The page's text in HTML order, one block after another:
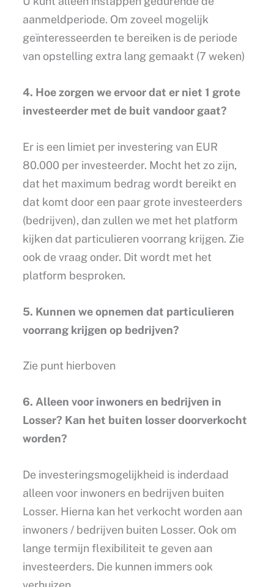
aanmeldperiode. Om zoveel mogelijk
geïnteresseerden te bereiken is de periode
van opstelling extra lang gemaakt (7 weken)
4. Hoe zorgen we ervoor dat er niet 1 grote
investeerder met de buit vandoor gaat?
Er is een limiet per investering van EUR
80.000 per investeerder. Mocht het zo zijn,
dat het maximum bedrag wordt bereikt en
dat komt door een paar grote investeerders
(bedrijven), dan zullen we met het platform
kijken dat particulieren voorrang krijgen. Zie
ook de vraag onder. Dit wordt met het
platform besproken.
5. Kunnen we opnemen dat particulieren
voorrang krijgen op bedrijven?
Zie punt hierboven
6. Alleen voor inwoners en bedrijven in
Losser? Kan het buiten losser doorverkocht
worden?
De investeringsmogelijkheid is inderdaad
alleen voor inwoners en bedrijven buiten
Losser. Hierna kan het verkocht worden aan
inwoners / bedrijven buiten Losser. Ook om
lange termijn flexibiliteit te geven aan
investeerders. Die kunnen immers ook